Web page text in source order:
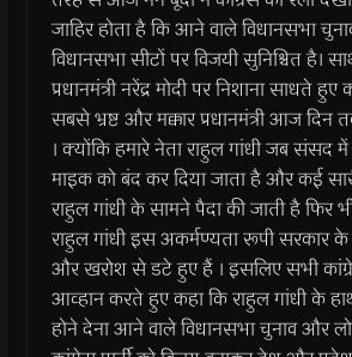
जाहिर होता है कि आने वाले विधानसभा
विधानसभा सीटों पर विजयी सुनिश्चित है।
प्रधानमंत्री नरेंद्र मोदी पर निशाना साधते
सबसे भ्रष्ट और मक्कार प्रधानमंत्री आज दिन
। क्योंकि हमारे नेता राहुल गांधी जब संसद
माइक को बंद कर दिया जाता है और कई
राहुल गांधी के सामने पैदा की जाती है फिर
राहुल गांधी इस अकर्मण्यता रूपी सरकार
और खरोश से डटे हुए हैं । इसलिए सभी
आव्हान करते हुए कहा कि राहुल गांधी के
होने देना आने वाले विधानसभा चुनाव और